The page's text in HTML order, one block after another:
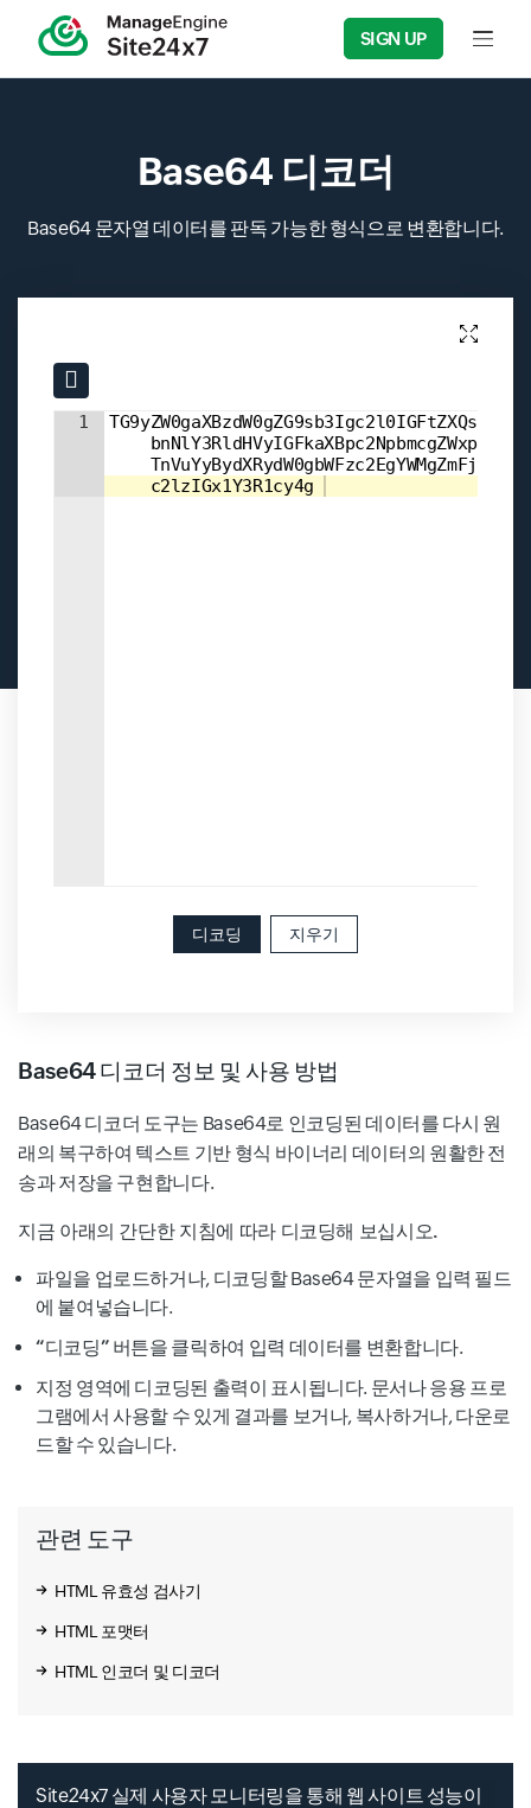
SIGN UP Input
Base64 디코더
Base64 문자열 데이터를 판독 가능한 형식으로 변환합니다.
Input field
Input field
1
TG9yZW0gaXBzdW0gZG9sb3Igc2l0IGFtZXQsIGNv
bnNlY3RldHVyIGFkaXBpc2NpbmcgZWxpdC4g
TnVuYyBydXRydW0gbWFzc2EgYWMgZmFjaWxp
c2lzIGx1Y3R1cy4g
디코딩 지우기
Base64 디코더 정보 및 사용 방법
Base64 디코더 도구는 Base64로 인코딩된 데이터를 다시 원
래의 복구하여 텍스트 기반 형식 바이너리 데이터의 원활한 전
송과 저장을 구현합니다.
지금 아래의 간단한 지침에 따라 디코딩해 보십시오.
파일을 업로드하거나, 디코딩할 Base64 문자열을 입력 필드
에 붙여넣습니다.
“디코딩” 버튼을 클릭하여 입력 데이터를 변환합니다.
지정 영역에 디코딩된 출력이 표시됩니다. 문서나 응용 프로
그램에서 사용할 수 있게 결과를 보거나, 복사하거나, 다운로
드할 수 있습니다.
관련 도구
HTML 유효성 검사기
HTML 포맷터
HTML 인코더 및 디코더
Site24x7 실제 사용자 모니터링을 통해 웹 사이트 성능이